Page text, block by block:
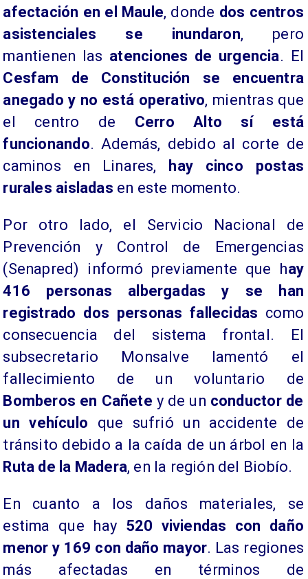
afectación en el Maule, donde dos centros
asistenciales se inundaron, pero
mantienen las atenciones de urgencia. El
Cesfam de Constitución se encuentra
anegado y no está operativo, mientras que
el centro de Cerro Alto sí está
funcionando. Además, debido al corte de
caminos en Linares,
hay cinco postas
rurales aisladas en este momento.
Por otro lado, el Servicio Nacional de
Prevención y Control de Emergencias
(Senapred) informó previamente que hay
416 personas albergadas y se han
registrado dos personas fallecidas como
consecuencia del sistema frontal. El
subsecretario Monsalve lamentó el
fallecimiento de un voluntario de
Bomberos en Cañete y de un conductor de
un vehículo que sufrió un accidente de
tránsito debido a la caída de un árbol en la
Ruta de la Madera, en la región del Biobío.
En cuanto a los daños materiales, se
estima que hay 520 viviendas con daño
menor y 169 con daño mayor. Las regiones
más afectadas en términos de